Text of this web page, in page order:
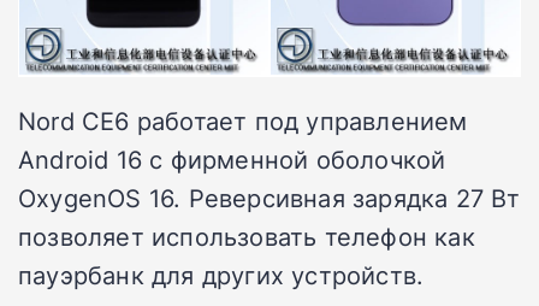
Nord CE6 работает под управлением
Android 16 с фирменной оболочкой
OxygenOS 16. Реверсивная зарядка 27 Вт
позволяет использовать телефон как
пауэрбанк для других устройств.